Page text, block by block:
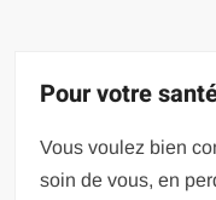
Pour votre
Vous voulez bien
soin de vous, en